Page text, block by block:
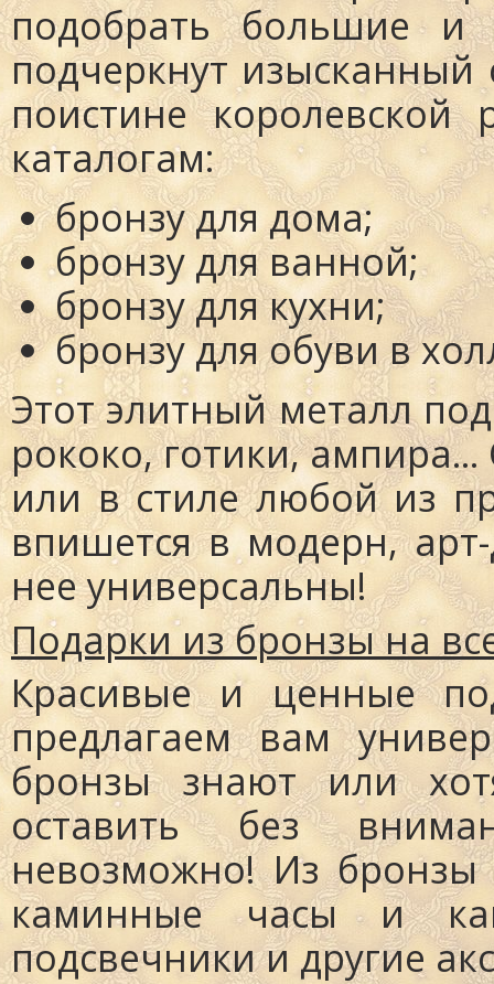
подобрать большие и
подчеркнут
поистине
каталогам:
бронзу для дома;
бронзу для ванной;
бронзу для кухни;
бронзу для обувив
Этот элитный металл
рококо, готики,
или в стиле любой из
впишется в модерн,
нее универсальны!
Подарки из бронзы на
Красивые и ценные
предлагаем вам
бронзы знают или
оставить без
невозможно! Из бронзы
каминные часы и
подсвечники и другие